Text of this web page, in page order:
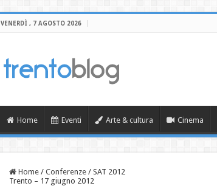
VENERDÌ , 7 AGOSTO 2026
Home Eventi Arte & cultura Cinema
Home / Conferenze / SAT 2012
Trento – 17 giugno 2012